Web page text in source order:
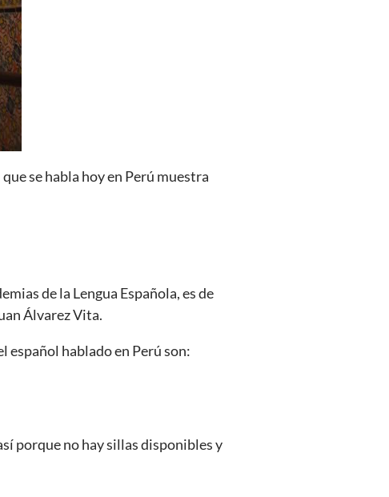
se habla hoy en Perú muestra
de la Lengua Española, es de
Álvarez Vita.
español hablado en Perú son:
porque no hay sillas disponibles y